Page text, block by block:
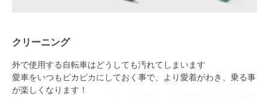
クリーニング
外で使用する自転車はどうしても汚れてしまいます
愛車をいつもピカピカにしておく事で、より愛着がわき、乗る事
が楽しくなります！